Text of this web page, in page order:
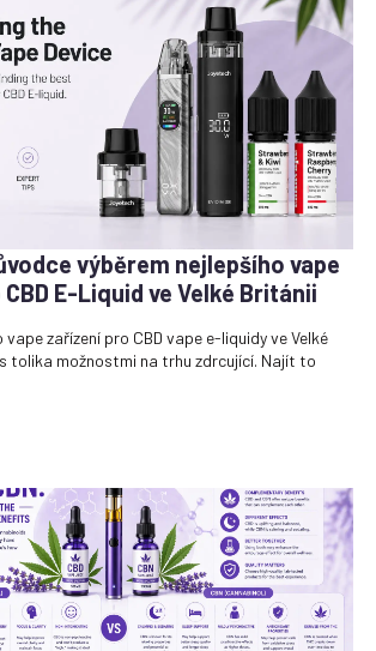
výběrem nejlepšího vape
E-Liquid ve Velké Británii
vape zařízení pro CBD vape e-liquidy ve Velké
tolika možnostmi na trhu zdrcující. Najít to